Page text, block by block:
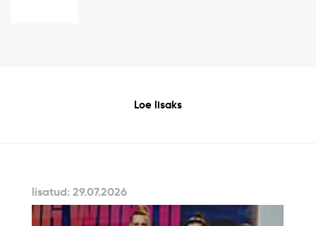
Loe lisaks
lisatud: 29.07.2026